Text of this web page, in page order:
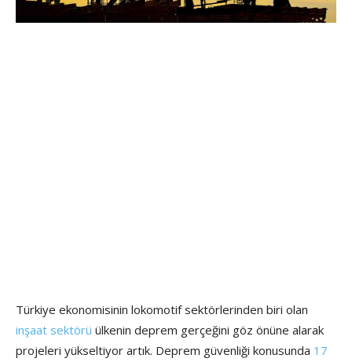
Türkiye ekonomisinin lokomotif sektörlerinden biri olan
inşaat sektörü ülkenin deprem gerçeğini göz önüne alarak
projeleri yükseltiyor artık. Deprem güvenliği konusunda 17